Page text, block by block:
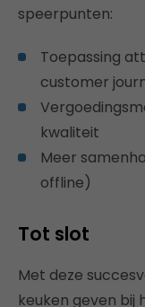
speerpunten:
Toepassing
customer
kwaliteit
Meer
offline)
Tot slot
Met deze
keuken geven